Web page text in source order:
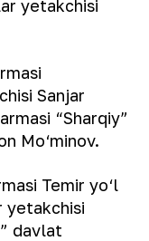
yetakchisi
Sanjar
“Sharqiy”
Mo‘minov.
Temir yo‘l
yetakchisi
davlat